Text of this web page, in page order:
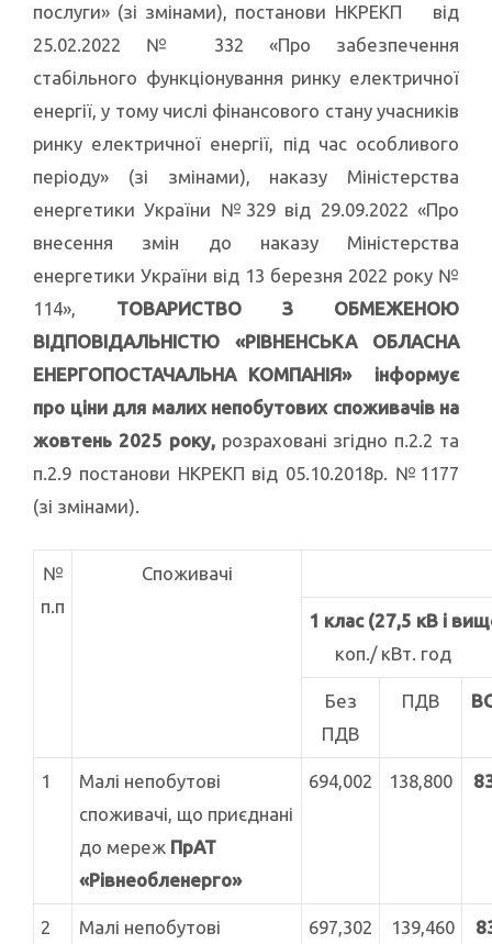
послуги» (зі змінами), постанови НКРЕКП від
25.02.2022 № 332 «Про забезпечення
стабільного функціонування ринку електричної
енергії, у тому числі фінансового стану учасників
ринку електричної енергії, під час особливого
періоду» (зі змінами), наказу Міністерства
енергетики України №329 від 29.09.2022 «Про
внесення змін до наказу Міністерства
енергетики України від 13 березня 2022 року №
114», ТОВАРИСТВО З ОБМЕЖЕНОЮ
ВІДПОВІДАЛЬНІСТЮ «РІВНЕНСЬКА ОБЛАСНА
ЕНЕРГОПОСТАЧАЛЬНА КОМПАНІЯ» інформує
про ціни для малих непобутових споживачів на
жовтень 2025 року, розраховані згідно п.2.2 та
п.2.9 постанови НКРЕКП від 05.10.2018р. №1177
(зі змінами).
№
п.п
Споживачі
1 клас (27,5 кВ і
коп./ кВт. год
Без
ПДВ
ПДВ
1
Малі непобутові
споживачі, що приєднані
до мереж ПрАТ
«Рівнеобленерго»
694,002 138,800
2
Малі непобутові
697,302 139,460